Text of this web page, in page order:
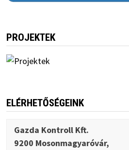
PROJEKTEK
ELÉRHETŐSÉGEINK
Gazda Kontroll Kft.
9200 Mosonmagyaróvár,